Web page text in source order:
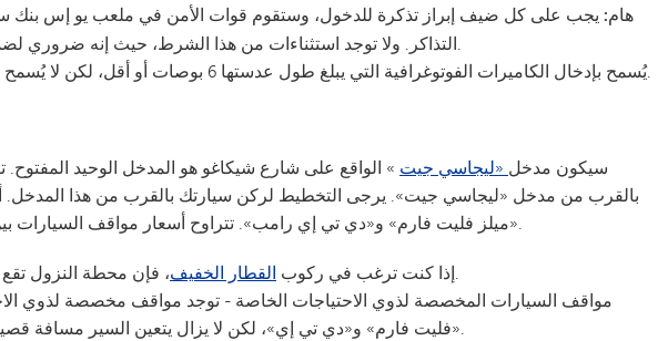
هام: يجب على كل ضيف إبراز تذكرة للدخول، وستقوم قوات الأمن في ملعب يو إس بنك
التذاكر. ولا توجد استثناءات من هذا الشرط، حيث إنه ضروري لضمان سلامة وأمن الفعالية.
يُسمح بإدخال الكاميرات الفوتوغرافية التي يبلغ طول عدستها 6 بوصات أو أقل، لكن لا يُسمح بإدخال حقائب الكاميرات.
سيكون مدخل «ليجاسي جيت » الواقع على شارع شيكاغو هو المدخل الوحيد
بالقرب من مدخل «ليجاسي جيت». يرجى التخطيط لركن سيارتك بالقرب من هذا المدخل.
«ميلز فليت فارم» و«دي تي إي رامب». تتراوح أسعار مواقف السيارات بين 3 و10 دولارات في الساعة.
إذا كنت ترغب في ركوب القطار الخفيف
، فإن محطة النزول تقع أمام مدخل بوابة ليغاسي.
مواقف السيارات المخصصة لذوي الاحتياجات الخاصة - توجد مواقف مخصصة لذوي
«فليت فارم» و«دي تي إي»، لكن لا يزال يتعين السير مسافة قصيرة من الممر إلى الملعب.